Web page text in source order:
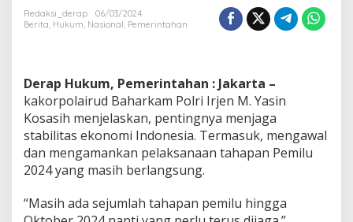
Redaksi_derap
06/03/2024
Berita, Hukum, Nasional, Pemerintahan
Derap Hukum, Pemerintahan : Jakarta –
kakorpolairud Baharkam Polri Irjen M. Yasin
Kosasih menjelaskan, pentingnya menjaga
stabilitas ekonomi Indonesia. Termasuk, mengawal
dan mengamankan pelaksanaan tahapan Pemilu
2024 yang masih berlangsung.
“Masih ada sejumlah tahapan pemilu hingga